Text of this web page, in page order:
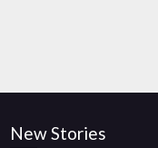
New Stories